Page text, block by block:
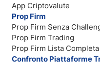
App Criptovalute
Prop Firm
Prop Firm Senza
Prop Firm Trading
Prop Firm Lista Completa
Confronto Piattaforme